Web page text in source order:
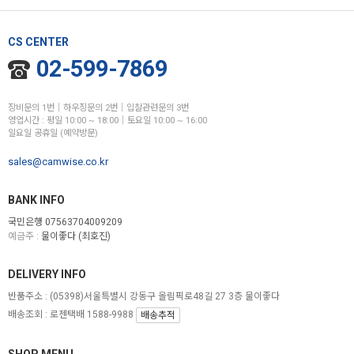
CS CENTER
02-599-7869
장비문의 1번│하우징문의 2번│입찰관련문의 3번
영업시간 : 평일 10:00 ~ 18:00│토요일 10:00 ~ 16:00
일요일 공휴일 (예약방문)
sales@camwise.co.kr
BANK INFO
국민은행 07563704009209
예금주 : 물이좋다 (최호진)
DELIVERY INFO
반품주소 : (05398)서울특별시 강동구 올림픽로48길 27 3층 물이좋다
배송조회 : 로젠택배 1588-9988
배송추적